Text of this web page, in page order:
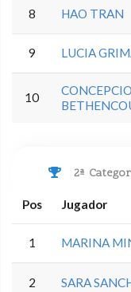
8 HAO TRAN
9 LUCIA
10
2ª
Pos Jugador
1 MARINA
2 SARA